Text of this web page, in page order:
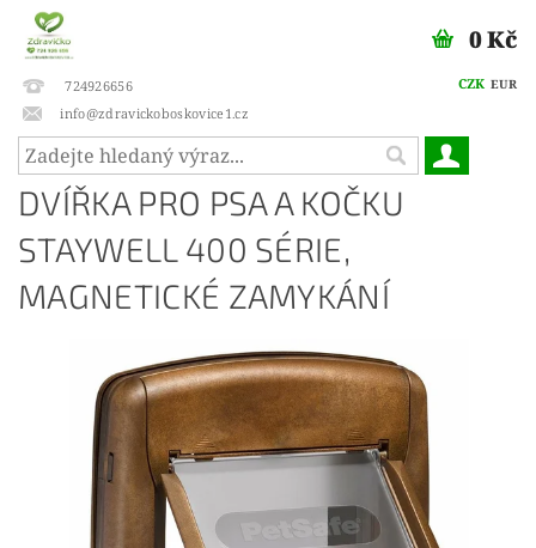
724926656
info@zdravickoboskovice1.cz
CZK EUR
0 Kč
DVÍŘKA PRO PSA A KOČKU
STAYWELL 400 SÉRIE,
MAGNETICKÉ ZAMYKÁNÍ